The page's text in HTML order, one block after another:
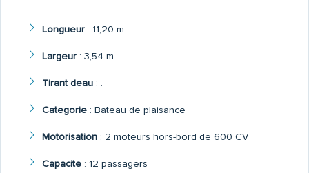
Longueur: 11,20 m
Largeur: 3,54 m
Tirant deau: .
Categorie: Bateau de plaisance
Motorisation: 2 moteurs hors-bord de 600 CV
Capacite: 12 passagers